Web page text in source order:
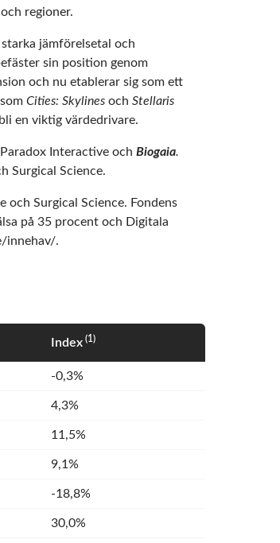
regioner.
jämförelsetal och
sin position genom
och nu etablerar sig som ett
Cities: Skylines och Stellaris
en viktig värdedrivare.
Interactive och Biogaia.
Surgical Science.
och Surgical Science. Fondens
på 35 procent och Digitala
innehav/.
Index (1)
-0,3%
4,3%
11,5%
9,1%
-18,8%
30,0%